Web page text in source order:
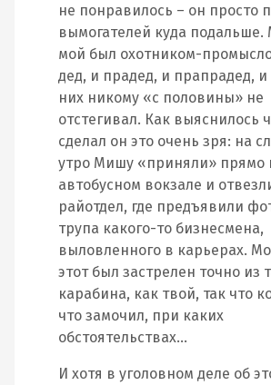
не понравилось – он просто
вымогателей куда подальше.
мой был охотником-
дед, и прадед, и прапрадед, и
них никому «с половины» не
отстегивал. Как выяснилось
сделал он это очень зря: на
утро Мишу «приняли» прямо
автобусном вокзале и
райотдел, где предъявили
трупа какого-то бизнесмена,
выловленного в карьерах.
этот был застрелен точно из
карабина, как твой, так что
что замочил, при каких
обстоятельствах…
И хотя в уголовном деле об